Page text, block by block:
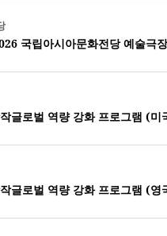
국립아시아문화전당 예술극
글로벌 역량 강화 프로그램 (미
글로벌 역량 강화 프로그램 (영